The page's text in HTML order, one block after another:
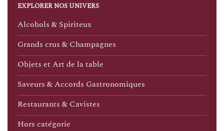
EXPLORER NOS UNIVERS
Alcohols & Spiriteux
Grands crus & Champagnes
Objets et Art de la table
Saveurs & Accords Gastronomiques
Restaurants & Cavistes
Hors catégorie